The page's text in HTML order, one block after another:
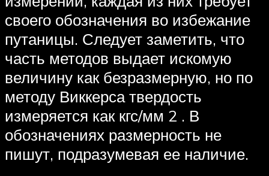
своего обозначения во избежание
путаницы. Следует заметить, что
часть методов выдает искомую
величину как безразмерную, но по
методу Виккерса твердость
измеряется как кгс/мм 2 . В
обозначениях размерность не
пишут, подразумевая ее наличие.